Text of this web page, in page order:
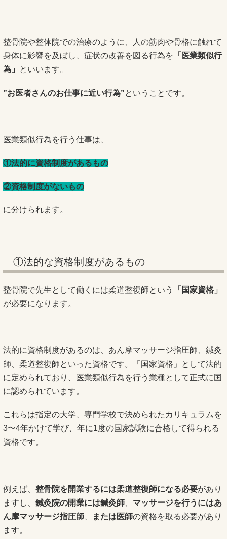
整骨院や整体院での治療のように、人の筋肉や骨格に触れて
身体に影響を及ぼし、症状の改善を図る行為を 「医業類似行
為」
といいます。
”お医者さんのお仕事に近い行為”ということです。
医業類似行為を行う仕事は、
①法的に資格制度があるもの
②資格制度がないもの
に分けられます。
①法的な資格制度があるもの
整骨院で先生として働くには柔道整復師という
「国家資格」
が必要になります。
法的に資格制度があるのは、あん摩マッサージ指圧師、鍼灸
師、柔道整復師といった資格です。「国家資格」として法的
に定められており、医業類似行為を行う業種として正式に国
に認められています。
これらは指定の大学、専門学校で決められたカリキュラムを
3〜4年かけて学び、年に1度の国家試験に合格して得られる
資格です。
例えば、 整骨院を開業するには柔道整復師になる必要があり
ますし、 鍼灸院の開業には鍼灸師
マッサージを行うにはあ
ん摩マッサージ指圧師
または医師の資格を取る必要があり
ます。